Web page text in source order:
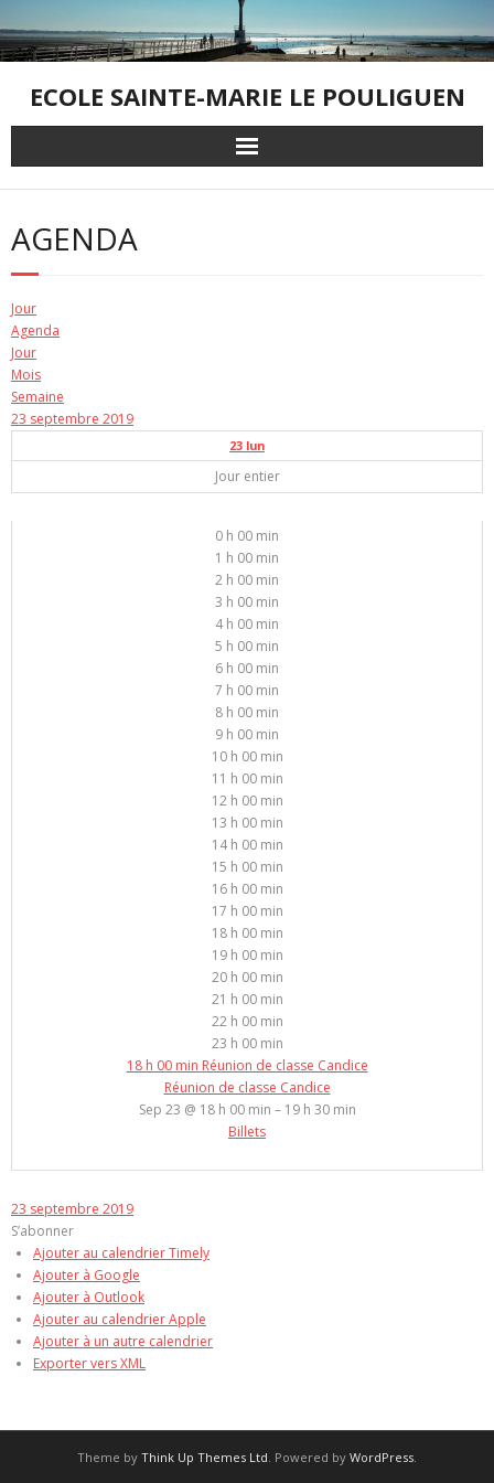
to
content
ECOLE SAINTE-MARIE LE POULIGUEN
AGENDA
Jour
Agenda
Jour
Mois
Semaine
23 septembre 2019
23 lun
Jour entier
0 h 00 min
1 h 00 min
2 h 00 min
3 h 00 min
4 h 00 min
5 h 00 min
6 h 00 min
7 h 00 min
8 h 00 min
9 h 00 min
10 h 00 min
11 h 00 min
12 h 00 min
13 h 00 min
14 h 00 min
15 h 00 min
16 h 00 min
17 h 00 min
18 h 00 min
19 h 00 min
20 h 00 min
21 h 00 min
22 h 00 min
23 h 00 min
18 h 00 min Réunion de classe Candice
Réunion de classe Candice
Sep 23 @ 18 h 00 min – 19 h 30 min
Billets
23 septembre 2019
S’abonner
Ajouter au calendrier Timely
Ajouter à Google
Ajouter à Outlook
Ajouter au calendrier Apple
Ajouter à un autre calendrier
Exporter vers XML
Theme by Think Up Themes Ltd. Powered by WordPress.